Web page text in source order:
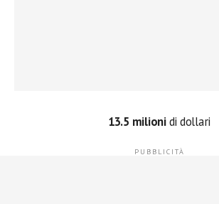
13.5 milionidi dollari